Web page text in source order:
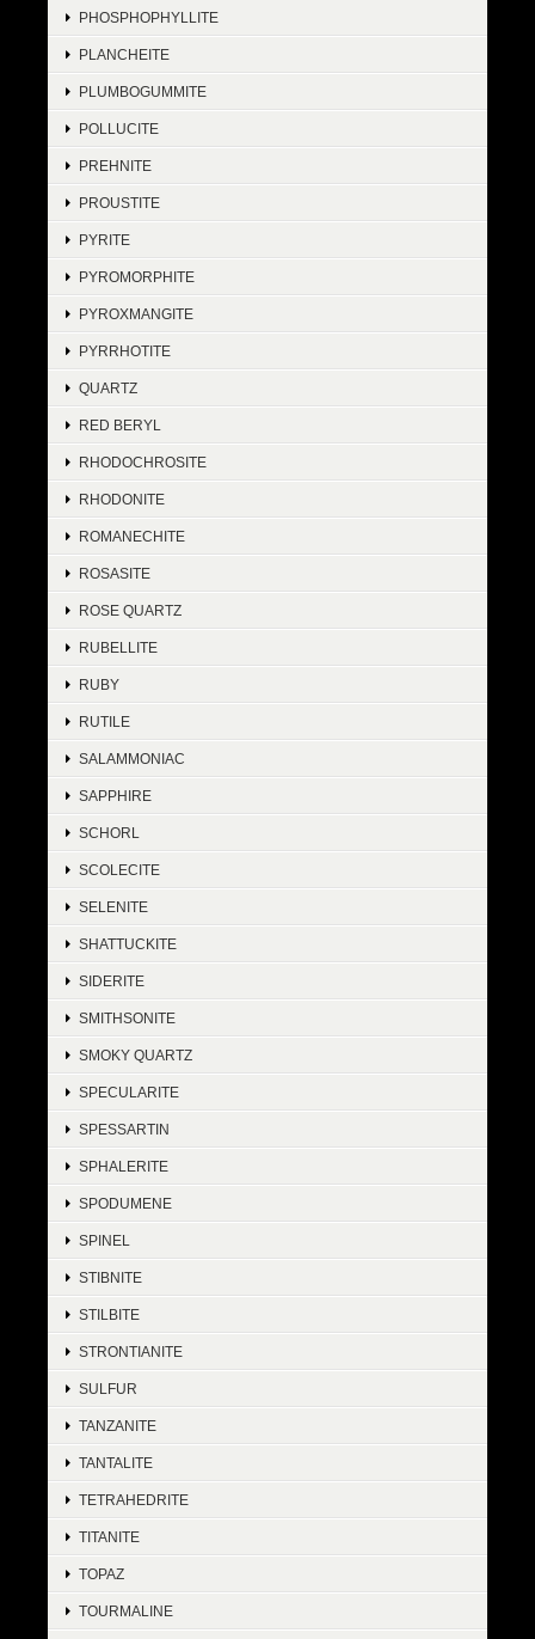
PHOSPHOPHYLLITE
PLANCHEITE
PLUMBOGUMMITE
POLLUCITE
PREHNITE
PROUSTITE
PYRITE
PYROMORPHITE
PYROXMANGITE
PYRRHOTITE
QUARTZ
RED BERYL
RHODOCHROSITE
RHODONITE
ROMANECHITE
ROSASITE
ROSE QUARTZ
RUBELLITE
RUBY
RUTILE
SALAMMONIAC
SAPPHIRE
SCHORL
SCOLECITE
SELENITE
SHATTUCKITE
SIDERITE
SMITHSONITE
SMOKY QUARTZ
SPECULARITE
SPESSARTIN
SPHALERITE
SPODUMENE
SPINEL
STIBNITE
STILBITE
STRONTIANITE
SULFUR
TANZANITE
TANTALITE
TETRAHEDRITE
TITANITE
TOPAZ
TOURMALINE